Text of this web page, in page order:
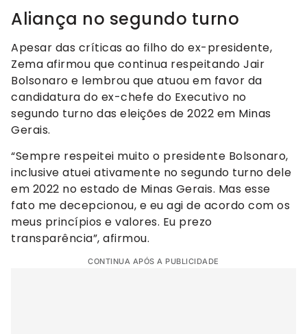
Aliança no segundo turno
Apesar das críticas ao filho do ex-presidente,
Zema afirmou que continua respeitando Jair
Bolsonaro e lembrou que atuou em favor da
candidatura do ex-chefe do Executivo no
segundo turno das eleições de 2022 em Minas
Gerais.
“Sempre respeitei muito o presidente Bolsonaro,
inclusive atuei ativamente no segundo turno dele
em 2022 no estado de Minas Gerais. Mas esse
fato me decepcionou, e eu agi de acordo com os
meus princípios e valores. Eu prezo
transparência”, afirmou.
CONTINUA APÓS A PUBLICIDADE